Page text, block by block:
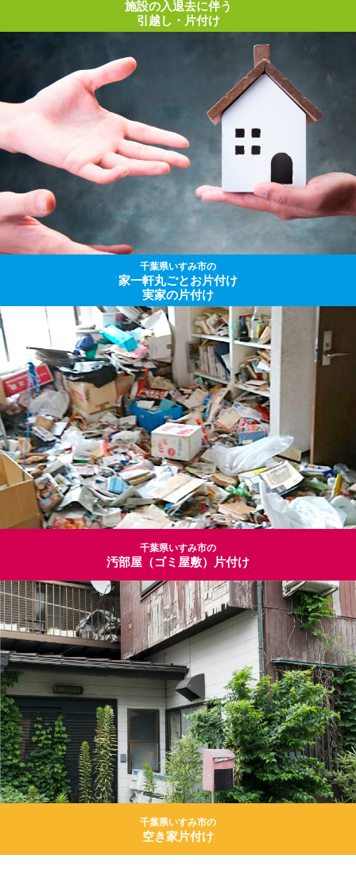
施設の入退去に伴う
引越し・片付け
千葉県いすみ市の
家一軒丸ごとお片付け
実家の片付け
千葉県いすみ市の
汚部屋（ゴミ屋敷）片付け
千葉県いすみ市の
空き家片付け